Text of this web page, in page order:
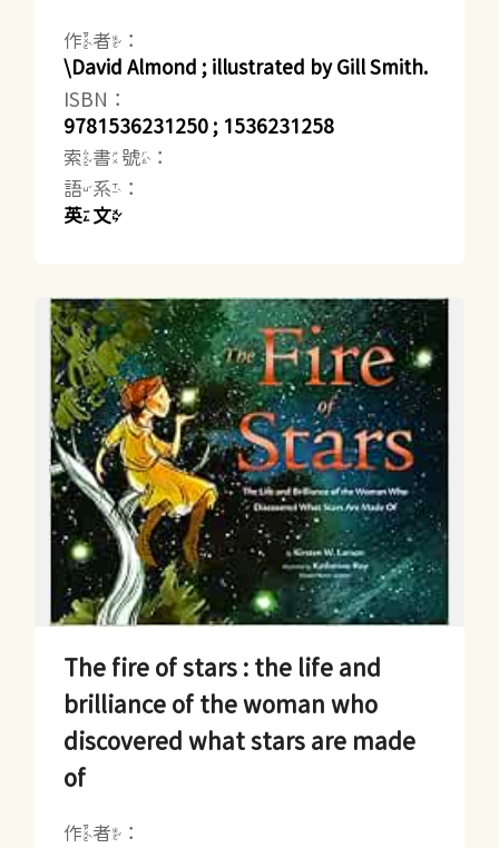
作者：
\David Almond ; illustrated by Gill Smith.
ISBN：
9781536231250 ; 1536231258
索書號：
語系：
英文
The fire of stars : the life and
brilliance of the woman who
discovered what stars are made
of
作者：